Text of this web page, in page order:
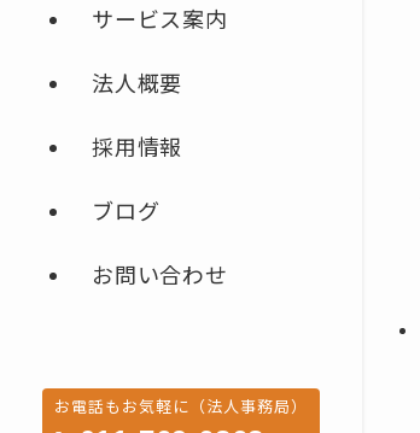
サービス案内
法人概要
採用情報
ブログ
お問い合わせ
お電話もお気軽に（法人事務局）